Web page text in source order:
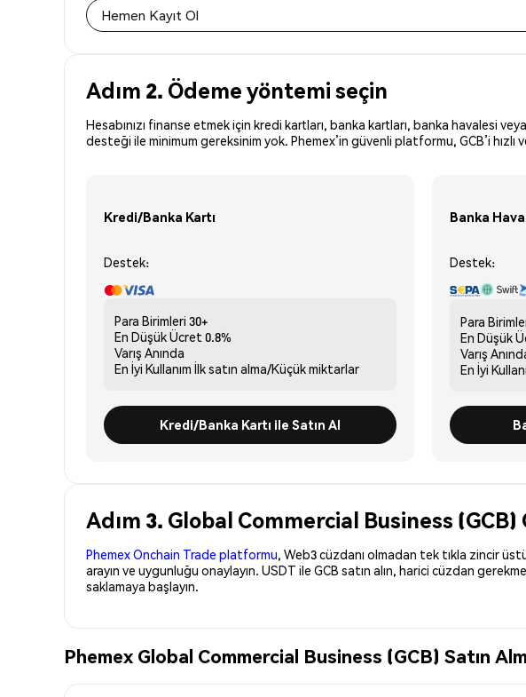
Hemen Kayıt Ol
Adım 2. Ödeme yöntemi seçin
Hesabınızı finanse etmek için kredi kartları, banka kartları, banka havalesi
desteği ile minimum gereksinim yok. Phemex’in güvenli platformu, GCB’i hızlı
Kredi/Banka Kartı
Destek:
Para Birimleri 30+
En Düşük Ücret 0.8%
Varış Anında
En İyi Kullanım İlk satın alma/Küçük miktarlar
Kredi/Banka Kartı ile Satın Al
Banka
Destek:
Para
En Düşük
Varış
En İyi
Adım 3. Global Commercial Business (GCB)
Phemex Onchain Trade platformu, Web3 cüzdanı olmadan tek tıkla zincir
arayın ve uygunluğu onaylayın. USDT ile GCB satın alın, harici cüzdan
saklamaya başlayın.
Phemex Global Commercial Business (GCB) Satın